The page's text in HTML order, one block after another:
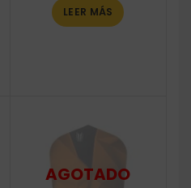
LEER MÁS